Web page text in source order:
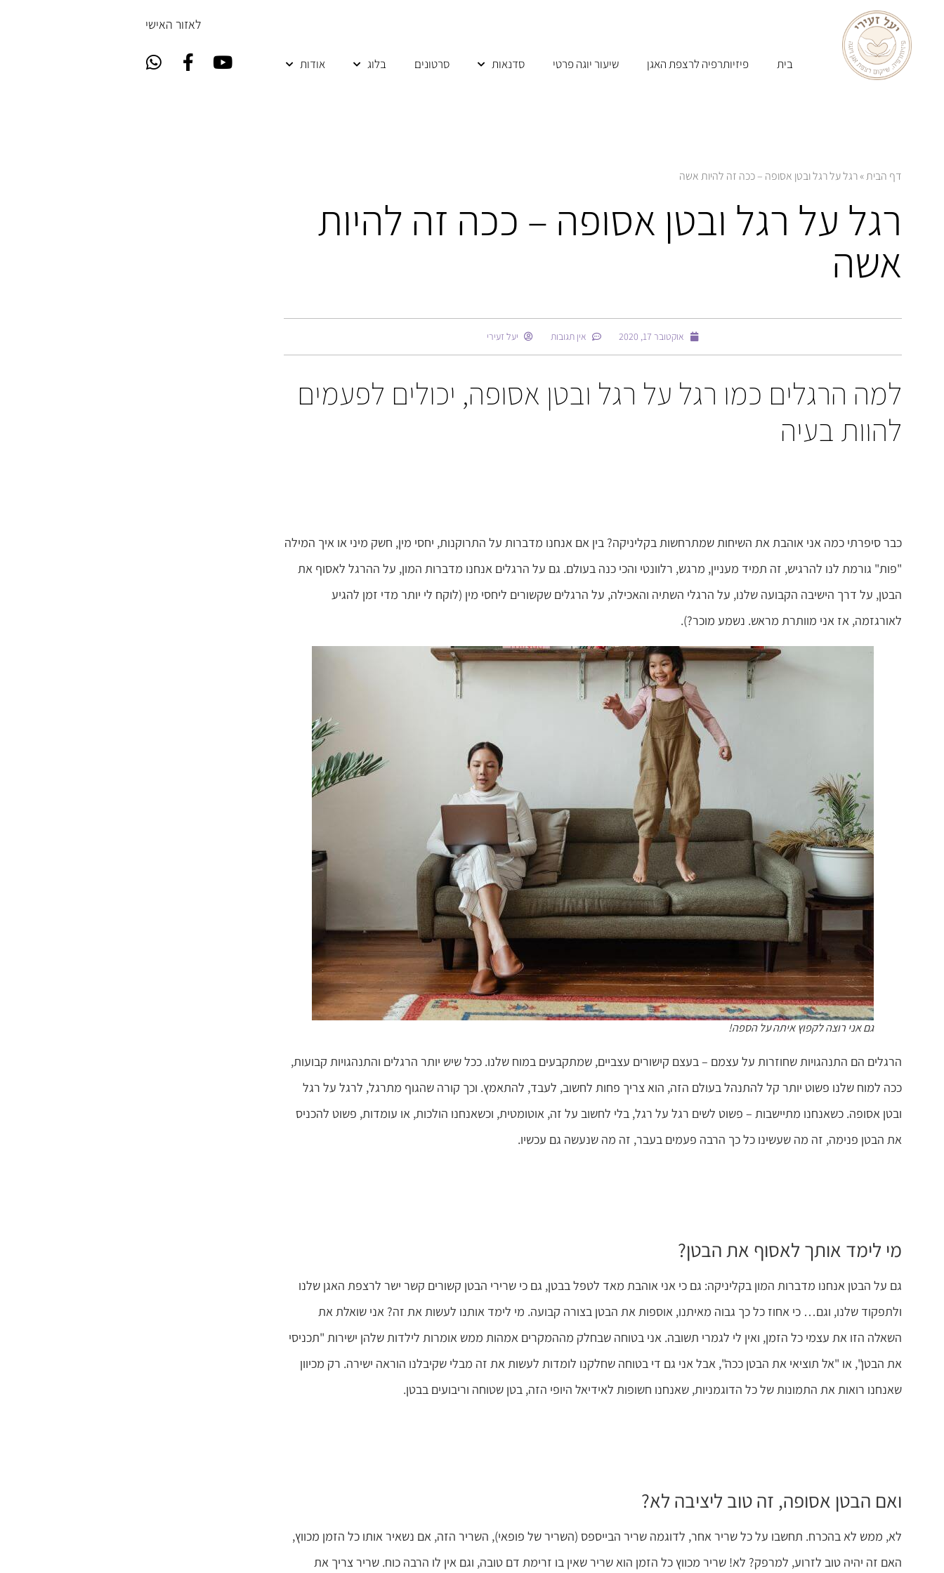
בית פיזיותרפיה לרצפת האגן שיעור יוגה פרטי סדנאות סרטונים בלוג אודות
לאזור האישי
דף הבית»רגל על רגל ובטן אסופה – ככה זה להיות אשה
רגל על רגל ובטן אסופה – ככה זה להיות
אשה
אוקטובר 17, 2020 אין תגובות יעל זעירי
למה הרגלים כמו רגל על רגל ובטן אסופה, יכולים לפעמים
להוות בעיה
כבר סיפרתי כמה אני אוהבת את השיחות שמתרחשות בקליניקה? בין אם אנחנו מדברות על התרוקנות, יחסי מין, חשק מיני או איך המילה
"פות" גורמת לנו להרגיש, זה תמיד מעניין, מרגש, רלוונטי והכי כנה בעולם. גם על הרגלים אנחנו מדברות המון, על ההרגל לאסוף את
הבטן, על דרך הישיבה הקבועה שלנו, על הרגלי השתיה והאכילה, על הרגלים שקשורים ליחסי מין (לוקח לי יותר מדי זמן להגיע
לאורגזמה, אז אני מוותרת מראש. נשמע מוכר?).
גם אני רוצה לקפוץ איתה על הספה!
הרגלים הם התנהגויות שחוזרות על עצמם – בעצם קישורים עצביים, שמתקבעים במוח שלנו. ככל שיש יותר הרגלים והתנהגויות קבועות,
ככה למוח שלנו פשוט יותר קל להתנהל בעולם הזה, הוא צריך פחות לחשוב, לעבד, להתאמץ. וכך קורה שהגוף מתרגל, לרגל על רגל
ובטן אסופה. כשאנחנו מתיישבות – פשוט לשים רגל על רגל, בלי לחשוב על זה, אוטומטית, וכשאנחנו הולכות, או עומדות, פשוט להכניס
את הבטן פנימה, זה מה שעשינו כל כך הרבה פעמים בעבר, זה מה שנעשה גם עכשיו.
מי לימד אותך לאסוף את הבטן?
גם על הבטן אנחנו מדברות המון בקליניקה: גם כי אני אוהבת מאד לטפל בבטן, גם כי שרירי הבטן קשורים קשר ישר לרצפת האגן שלנו
ולתפקוד שלנו, וגם… כי אחוז כל כך גבוה מאיתנו, אוספות את הבטן בצורה קבועה. מי לימד אותנו לעשות את זה? אני שואלת את
השאלה הזו את עצמי כל הזמן, ואין לי לגמרי תשובה. אני בטוחה שבחלק מההמקרים אמהות ממש אומרות לילדות שלהן ישירות "תכניסי
את הבטן", או "אל תוציאי את הבטן ככה", אבל אני גם די בטוחה שחלקנו לומדות לעשות את זה מבלי שקיבלנו הוראה ישירה. רק מכיוון
שאנחנו רואות את התמונות של כל הדוגמניות, שאנחנו חשופות לאידיאל היופי הזה, בטן שטוחה וריבועים בבטן.
ואם הבטן אסופה, זה טוב ליציבה לא?
לא, ממש לא בהכרח. תחשבו על כל שריר אחר, לדוגמה שריר הבייספס (השריר של פופאי), השריר הזה, אם נשאיר אותו כל הזמן מכווץ,
האם זה יהיה טוב לזרוע, למרפק? לא! שריר מכווץ כל הזמן הוא שריר שאין בו זרימת דם טובה, וגם אין לו הרבה כוח. שריר צריך את